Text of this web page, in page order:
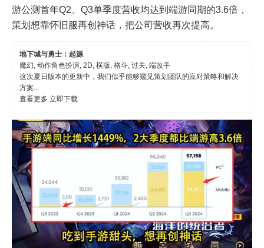
游公测首年Q2、Q3单季度营收均达到端游同期的3.6倍，
策划想靠怀旧服再创神话，把公司营收再次提高。
地下城与勇士：起源
魔幻, 动作角色扮演, 2D, 横版, 格斗, 过关, 端改手
这次夏日版本的更新中，我们似乎能够窥见策划团队的应对策略和解决
方案...
查看更多 立即下载